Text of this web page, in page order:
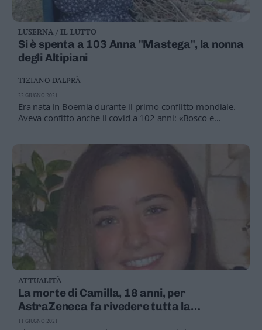
LUSERNA / IL LUTTO
Si è spenta a 103 Anna "Mastega", la nonna
degli Altipiani
Era nata in Boemia durante il primo conflitto mondiale.
Aveva confitto anche il covid a 102 anni: «Bosco e
cose genuine»
TIZIANO DALPRÀ
22 GIUGNO 2021
ATTUALITÀ
La morte di Camilla, 18 anni, per
AstraZeneca fa rivedere tutta la
campagna vaccinale delle regioni
11 GIUGNO 2021